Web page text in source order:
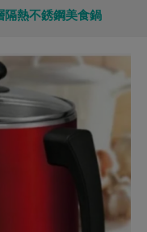
隔熱不銹鋼美食鍋